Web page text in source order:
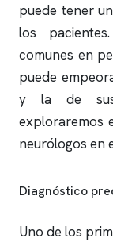
puede tener
los
comunes en
puede
y la de sus
exploraremos
neurólogos en
Diagnóstico
Uno de los